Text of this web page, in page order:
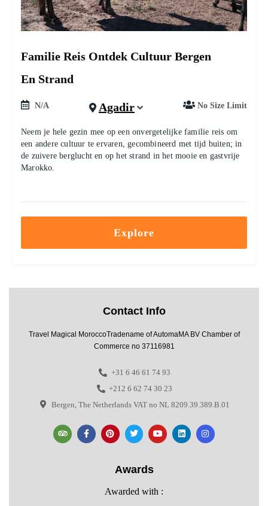
Familie Reis Ontdek Cultuur Bergen
En Strand
N/A Agadir No Size Limit
Neem je hele gezin mee op een onvergetelijke familie reis om
een ​​andere cultuur te ervaren, gecombineerd met tijd buiten; in
de zuivere berglucht en op het strand in het mooie en gastvrije
Marokko.
Explore
Contact Info
Travel Magical MoroccoTradename of AutomaMA BV Chamber of
Commerce no 37116981
+31 6 46 61 74 93
+212 6 62 74 30 23
Bergen, The Netherlands VAT no NL 8209.39.389.B.01
Awards
Awarded with :